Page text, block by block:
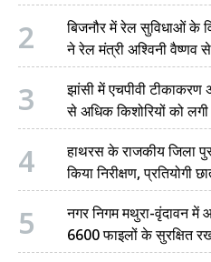
2
बिजनौर में रेल सुविधाओं के
ने रेल मंत्री अश्विनी वैष्णव
3
झांसी में एचपीवी टीकाकरण
से अधिक किशोरियों को
4
हाथरस के राजकीय जिला
किया निरीक्षण,
5
नगर निगम मथुरा-वृंदावन
6600 फाइलों के सुरक्षित